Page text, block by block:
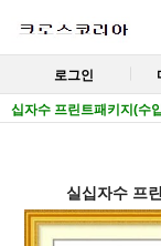
로그인
십자수 프린트패키지(수
실십자수 프